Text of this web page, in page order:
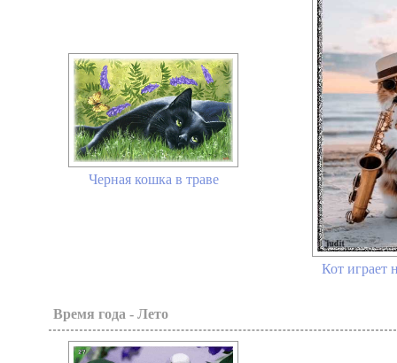
Черная кошка в траве
Кот играет
Время года - Лето